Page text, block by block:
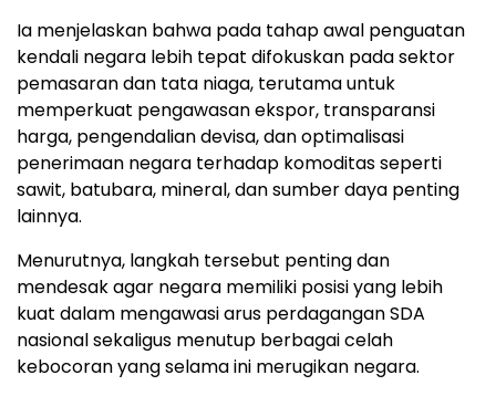
Ia menjelaskan bahwa pada tahap awal penguatan
kendali negara lebih tepat difokuskan pada sektor
pemasaran dan tata niaga, terutama untuk
memperkuat pengawasan ekspor, transparansi
harga, pengendalian devisa, dan optimalisasi
penerimaan negara terhadap komoditas seperti
sawit, batubara, mineral, dan sumber daya penting
lainnya.
Menurutnya, langkah tersebut penting dan
mendesak agar negara memiliki posisi yang lebih
kuat dalam mengawasi arus perdagangan SDA
nasional sekaligus menutup berbagai celah
kebocoran yang selama ini merugikan negara.